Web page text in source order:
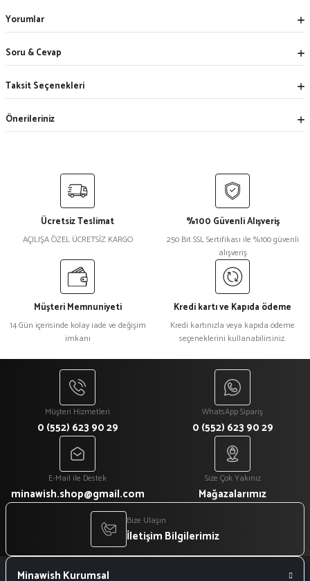
Yorumlar
Soru & Cevap
Taksit Seçenekleri
Önerileriniz
Ücretsiz Teslimat
AÇILIŞA ÖZEL ÜCRETSİZ KARGO
%100 Güvenli Alışveriş
250 Bit SSL Sertifikası ile %100 güvenli
alışveriş
Müşteri Memnuniyeti
14 Gün içerisinde kolay iade ve değişim
imkanı
Kredi kartı ve Kapıda ödeme
Kredi kartınızla veya kapıda ödeme
seçeneklerini kullanabilirsiniz.
Müşteri Hizmetleri
0 (552) 623 90 29
WhatsApp Sipariş
0 (552) 623 90 29
E-Mail ile Destek
minawish.shop@gmail.com
Size Çok Yakınız
Mağazalarımız
Bize Ulaşın
İletişim Bilgilerimiz
Minawish Kurumsal